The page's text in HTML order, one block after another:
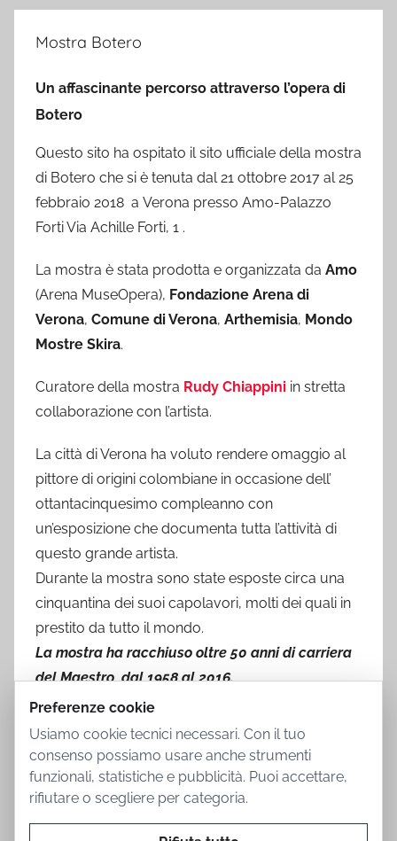
Mostra Botero
Un affascinante percorso attraverso l’opera di
Botero
Questo sito ha ospitato il sito ufficiale della mostra
di Botero che si è tenuta dal 21 ottobre 2017 al 25
febbraio 2018 a Verona presso Amo-Palazzo
Forti Via Achille Forti, 1 .
La mostra è stata prodotta e organizzata da Amo
(Arena MuseOpera), Fondazione Arena di
Verona, Comune di Verona, Arthemisia, Mondo
Mostre Skira.
Curatore della mostra Rudy Chiappini in stretta
collaborazione con l’artista.
La città di Verona ha voluto rendere omaggio al
pittore di origini colombiane in occasione dell’
ottantacinquesimo compleanno con
un’esposizione che documenta tutta l’attività di
questo grande artista.
Durante la mostra sono state esposte circa una
cinquantina dei suoi capolavori, molti dei quali in
prestito da tutto il mondo.
La mostra ha racchiuso oltre 50 anni di carriera
del Maestro, dal 1958 al 2016.
Preferenze cookie
Usiamo cookie tecnici necessari. Con il tuo
consenso possiamo usare anche strumenti
funzionali, statistiche e pubblicità. Puoi accettare,
rifiutare o scegliere per categoria.